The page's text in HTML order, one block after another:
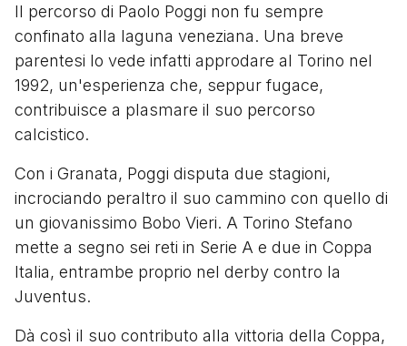
Il percorso di Paolo Poggi non fu sempre
confinato alla laguna veneziana. Una breve
parentesi lo vede infatti approdare al Torino nel
1992, un'esperienza che, seppur fugace,
contribuisce a plasmare il suo percorso
calcistico.
Con i Granata, Poggi disputa due stagioni,
incrociando peraltro il suo cammino con quello di
un giovanissimo Bobo Vieri. A Torino Stefano
mette a segno sei reti in Serie A e due in Coppa
Italia, entrambe proprio nel derby contro la
Juventus.
Dà così il suo contributo alla vittoria della Coppa,